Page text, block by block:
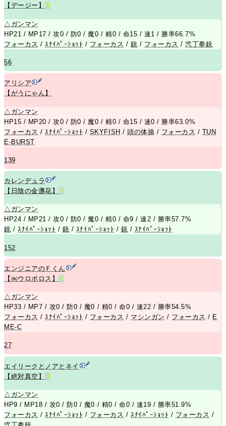
【デージー】
R
△ ガンマン
HP21 / MP17 / 攻0 / 防0 / 魔0 / 精0 / 命15 / 速1 / 勝率66.7%
フォーカス / ｽﾅｲﾊﾟｰｼｮｯﾄ / フォーカス /銃 / フォーカス /弐丁拳銃
56
アリシア
【がうにゃん】
△ ガンマン
HP15 / MP20 / 攻0 / 防0 / 魔0 / 精0 / 命15 / 速0 / 勝率63.0%
フォーカス / ｽﾅｲﾊﾟｰｼｮｯﾄ / SKYFISH /頭の体操 / フォーカス / TUN
E-BURST
139
カレンデュラ
【日陰の金盞花】
R
△ ガンマン
HP24 / MP21 / 攻0 / 防0 / 魔0 / 精0 / 命9 / 速2 / 勝率57.7%
銃 /ｽﾅｲﾊﾟｰｼｮｯﾄ / 銃 / ｽﾅｲﾊﾟｰｼｮｯﾄ / 銃 / ｽﾅｲﾊﾟｰｼｮｯﾄ
152
エンジニアのＦくん
【㈱ウロボロス】
R
△ ガンマン
HP33 / MP7 / 攻0 / 防0 / 魔0 / 精0 / 命0 / 速22 / 勝率54.5%
フォーカス /ｽﾅｲﾊﾟｰｼｮｯﾄ / フォーカス / マシンガン / フォーカス / E
ME-C
27
エイリークとノアとネイ
【絶対真空】
R
△ ガンマン
HP9 / MP18 / 攻0 / 防0 / 魔0 / 精0 / 命0 / 速19 / 勝率51.9%
フォーカス /ｽﾅｲﾊﾟｰｼｮｯﾄ / フォーカス /ｽﾅｲﾊﾟｰｼｮｯﾄ / フォーカス /